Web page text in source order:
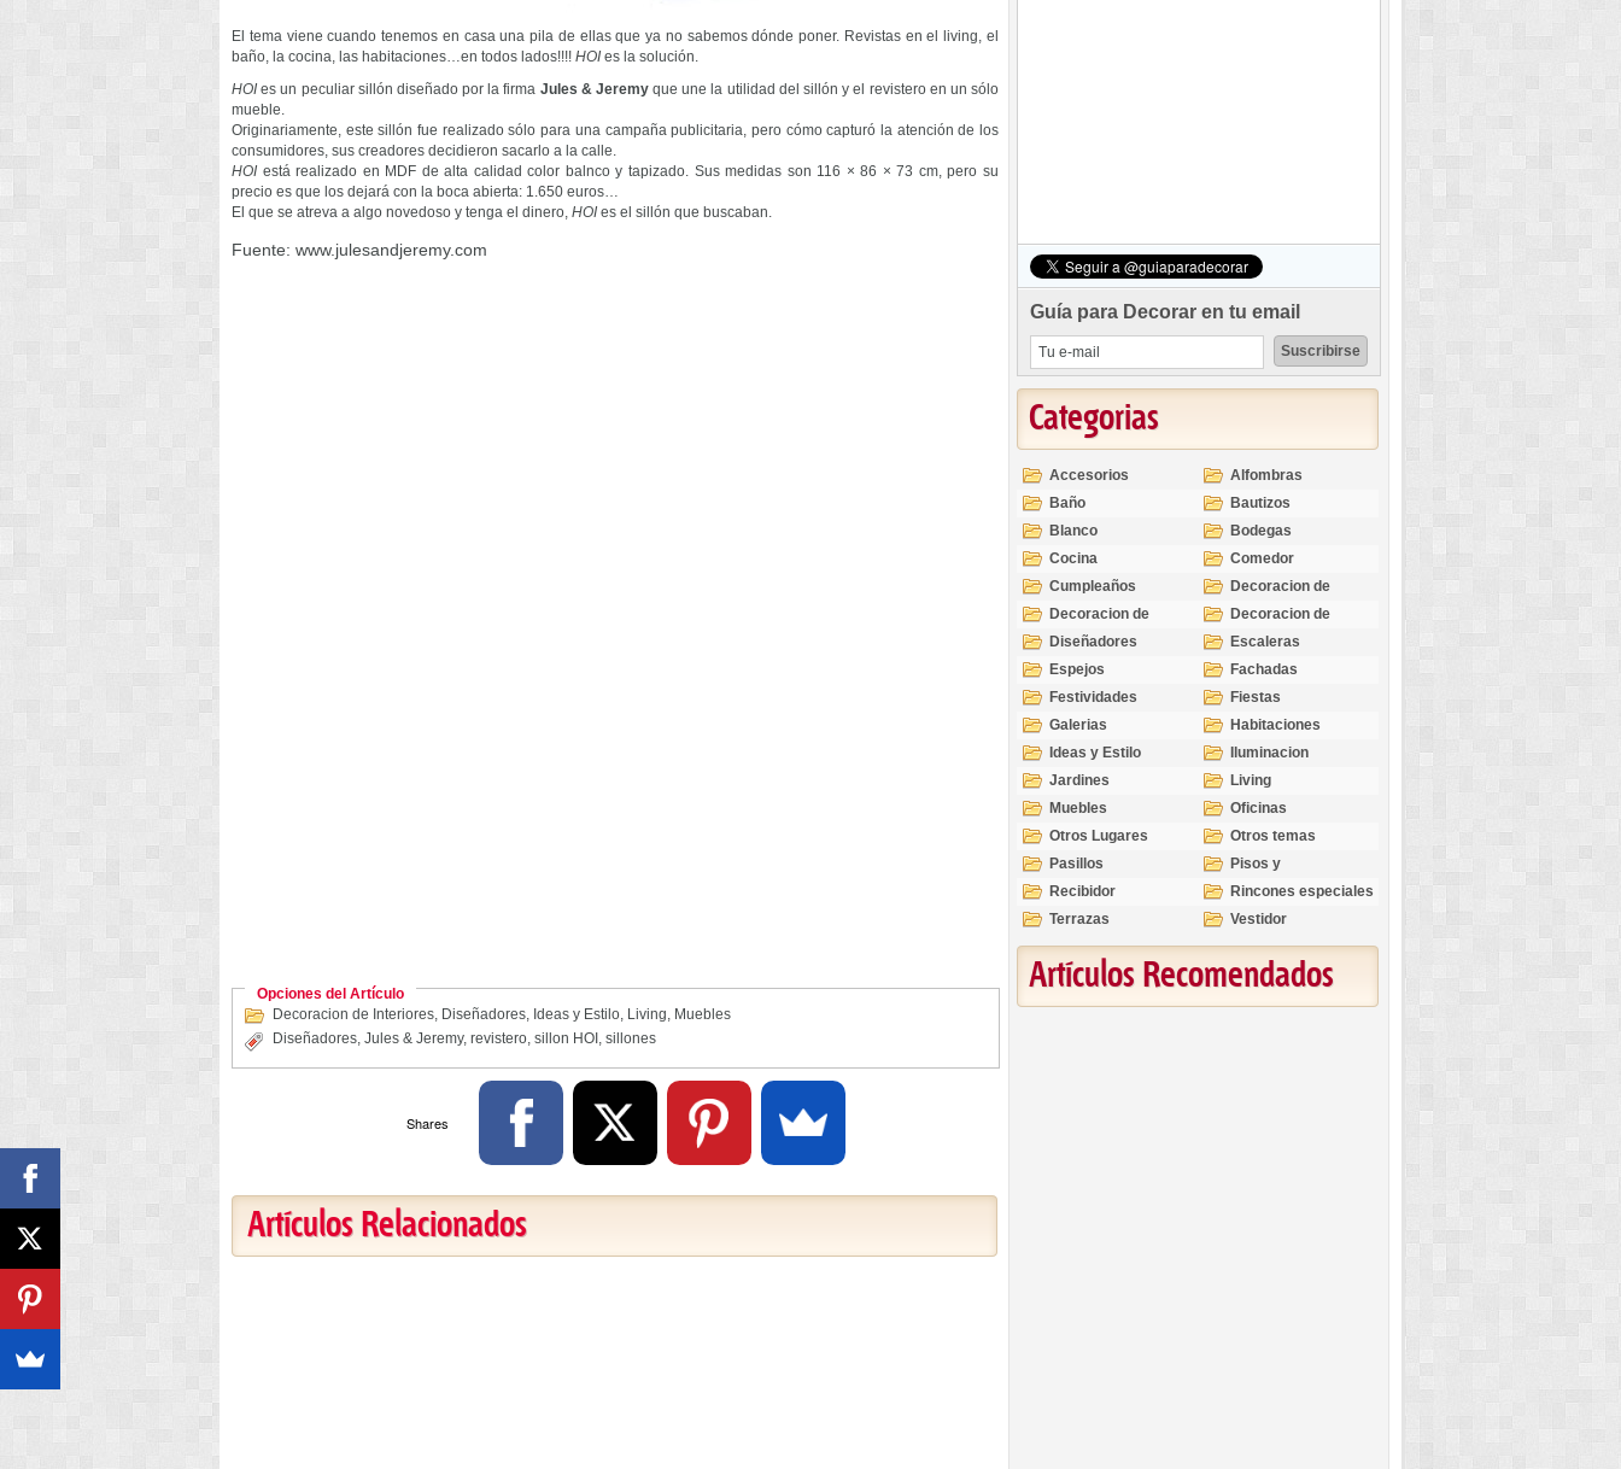
El tema viene cuando tenemos en casa una pila de ellas que ya no sabemos dónde poner. Revistas en el living, el
baño, la cocina, las habitaciones…en todos lados!!!! HOI es la solución.
HOI es un peculiar sillón diseñado por la firma Jules & Jeremyque une la utilidad del sillón y el revistero en un sólo
mueble.
Originariamente, este sillón fue realizado sólo para una campaña publicitaria, pero cómo capturó la atención de los
consumidores, sus creadores decidieron sacarlo a la calle.
HOI está realizado en MDF de alta calidad color balnco y tapizado. Sus medidas son 116 × 86 × 73 cm, pero su
precio es que los dejará con la boca abierta: 1.650 euros…
El que se atreva a algo novedoso y tenga el dinero, HOI es el sillón que buscaban.
Fuente: www.julesandjeremy.com
Opciones del Artículo
Decoracion de Interiores, Diseñadores, Ideas y Estilo, Living, Muebles
Diseñadores, Jules & Jeremy, revistero, sillon HOI , sillones
Shares
Artículos Relacionados
Guía para Decorar en tu email
Categorias
Accesorios
Alfombras
Baño
Bautizos
Blanco
Bodegas
Cocina
Comedor
Cumpleaños
Decoracion de
Exteriores
Decoracion de
Interiores
Decoracion de
Ocasiones
Diseñadores
Escaleras
Espejos
Fachadas
Festividades
Fiestas
Galerias
Habitaciones
Ideas y Estilo
Iluminacion
Jardines
Living
Muebles
Oficinas
Otros Lugares
Otros temas
Pasillos
Pisos y
revestimientos
Recibidor
Rincones especiales
Terrazas
Vestidor
Artículos Recomendados